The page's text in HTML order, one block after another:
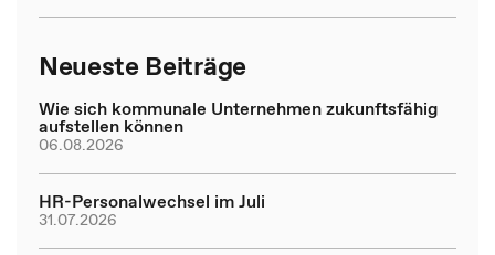
Neueste Beiträge
Wie sich kommunale Unternehmen zukunftsfähig
aufstellen können
06.08.2026
HR-Personalwechsel im Juli
31.07.2026